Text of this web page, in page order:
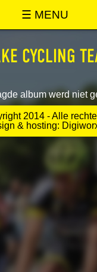
☰ MENU
CYCLING
album werd niet
2014 - Alle
& hosting: